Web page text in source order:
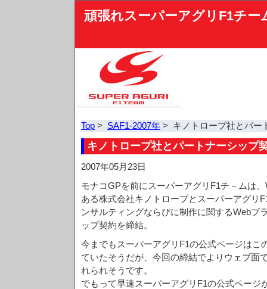
頑張れスーパーアグリF1チー
Top > SAF1-2007年 > キノトロープ社とパー
キノトロープ社とパートナーシップ
2007年05月23日
モナコGPを前にスーパーアグリF1チ－ムは
ある株式会社キノトロープとスーパーアグリ
ンサルティングならびに制作に関するWebブ
ップ契約を締結。
今までもスーパーアグリF1の公式ページはこ
ていたそうだが、今回の締結でよりウェブ面
れられそうです。
でもって早速スーパーアグリF1の公式ページ